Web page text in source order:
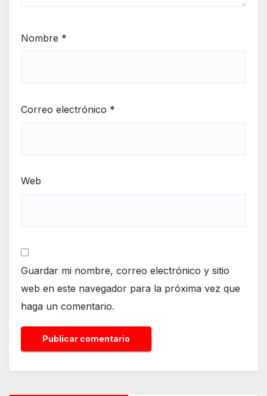
Nombre *
Correo electrónico *
Web
Guardar mi nombre, correo electrónico y sitio
web en este navegador para la próxima vez que
haga un comentario.